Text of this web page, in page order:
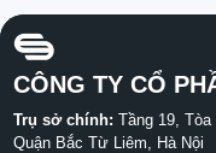
CÔNG TY CỔ
Trụ sở chính: Tầng 19, Tòa
Quận Bắc Từ Liêm, Hà Nội